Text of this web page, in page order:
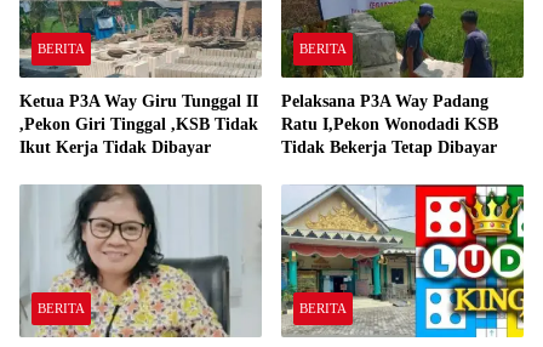
BERITA
Ketua P3A Way Giru Tunggal II
,Pekon Giri Tinggal ,KSB Tidak
Ikut Kerja Tidak Dibayar
BERITA
Pelaksana P3A Way Padang
Ratu I,Pekon Wonodadi KSB
Tidak Bekerja Tetap Dibayar
BERITA BERITA